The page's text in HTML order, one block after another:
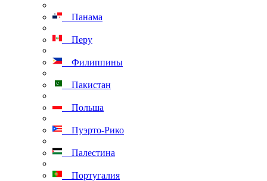
Панама
Перу
Филиппины
Пакистан
Польша
Пуэрто-Рико
Палестина
Португалия